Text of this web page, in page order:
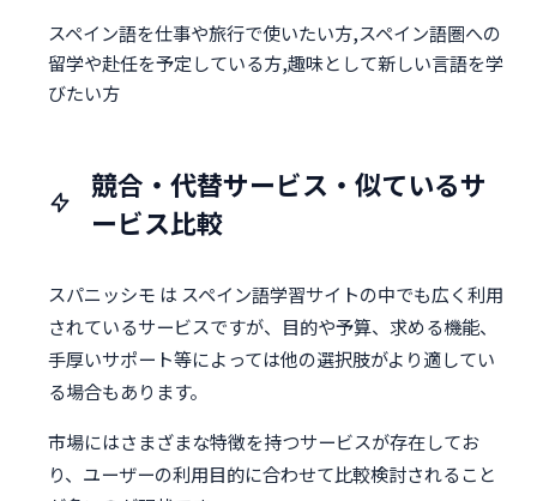
スペイン語を仕事や旅行で使いたい方,スペイン語圏への
留学や赴任を予定している方,趣味として新しい言語を学
びたい方
競合・代替サービス・似ているサ
ービス比較
スパニッシモ は スペイン語学習サイトの中でも広く利用
されているサービスですが、目的や予算、求める機能、
手厚いサポート等によっては他の選択肢がより適してい
る場合もあります。
市場にはさまざまな特徴を持つサービスが存在してお
り、ユーザーの利用目的に合わせて比較検討されること